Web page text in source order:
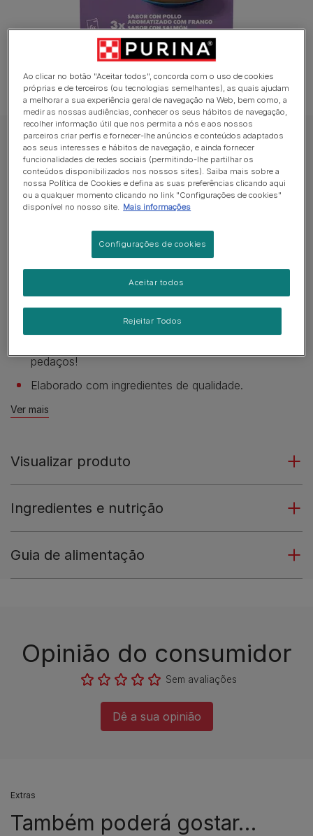
FELIX Sauce Complementos para Gato
FELIX Sauce Time Frango e Salmão
Sem avaliações​
Formatos disponíveis: 6x40g
Um complemento liquido irresistível para rotina do
pedaços!
Elaborado com ingredientes de qualidade.
Ver mais
Visualizar produto
Ingredientes e nutrição
Guia de alimentação
Opinião do consumidor​
Sem avaliações​
Dê a sua opinião​
Extras
Também poderá gostar…
Ao clicar no botão "Aceitar todos", concorda com o uso de cookies
próprias e de terceiros (ou tecnologias semelhantes), as quais ajudam
a melhorar a sua experiência geral de navegação na Web, bem como, a
medir as nossas audiências, conhecer os seus hábitos de navegação,
recolher informação útil que nos permita a nós e aos nossos
parceiros criar perfis e fornecer-lhe anúncios e conteúdos adaptados
aos seus interesses e hábitos de navegação, e ainda fornecer
funcionalidades de redes sociais (permitindo-lhe partilhar os
conteúdos disponibilizados nos nossos sites). Saiba mais sobre a
nossa Política de Cookies e defina as suas preferências clicando aqui
ou a qualquer momento clicando no link "Configurações de cookies"
disponível no nosso site. Mais informações
Configurações de cookies
Rejeitar Todos
Aceitar todos